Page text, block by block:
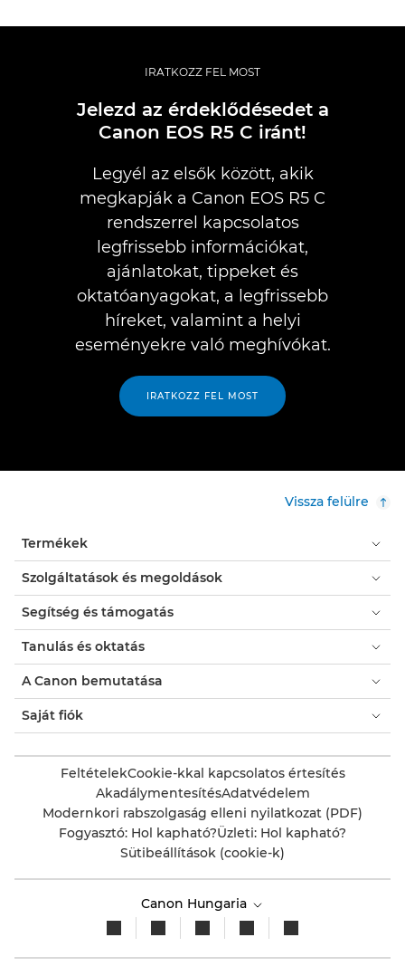
IRATKOZZ FEL MOST
Jelezd az érdeklődésedet a
Canon EOS R5 C iránt!
Legyél az elsők között, akik
megkapják a Canon EOS R5 C
rendszerrel kapcsolatos
legfrissebb információkat,
ajánlatokat, tippeket és
oktatóanyagokat, a legfrissebb
híreket, valamint a helyi
eseményekre való meghívókat.
IRATKOZZ FEL MOST
Vissza felülre
Termékek
Szolgáltatások és megoldások
Segítség és támogatás
Tanulás és oktatás
A Canon bemutatása
Saját fiók
FeltételekCookie-kkal kapcsolatos értesítés
AkadálymentesítésAdatvédelem
Modernkori rabszolgaság elleni nyilatkozat (PDF)
Fogyasztó: Hol kapható?Üzleti: Hol kapható?
Sütibeállítások (cookie-k)
Canon Hungaria